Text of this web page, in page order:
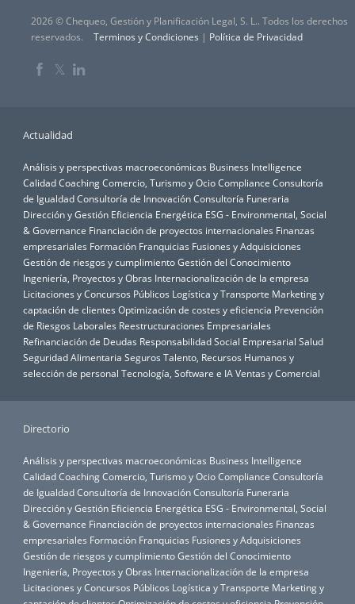
2026 © Chequeo, Gestión y Planificación Legal, S. L.. Todos los derechos
reservados.
Terminos y Condiciones | Política de Privacidad
𝕏
Actualidad
Análisis y perspectivas macroeconómicas Business Intelligence
CalidadCoachingComercio, Turismo y OcioCompliance Consultoría
de IgualdadConsultoría de InnovaciónConsultoría Funeraria
Dirección y Gestión Eficiencia Energética ESG - Environmental, Social
& Governance Financiación de proyectos internacionales Finanzas
empresariales Formación Franquicias Fusiones y Adquisiciones
Gestión de riesgos y cumplimientoGestión del Conocimiento
Ingeniería, Proyectos y Obras Internacionalización de la empresa
Licitaciones y Concursos Públicos Logística y Transporte Marketing y
captación de clientes Optimización de costes y eficiencia Prevención
de Riesgos Laborales Reestructuraciones Empresariales
Refinanciación de Deudas Responsabilidad Social Empresarial Salud
Seguridad Alimentaria Seguros Talento, Recursos Humanos y
selección de personal Tecnología, Software e IA Ventas y Comercial
Directorio
Análisis y perspectivas macroeconómicas Business Intelligence
CalidadCoachingComercio, Turismo y OcioCompliance Consultoría
de IgualdadConsultoría de InnovaciónConsultoría Funeraria
Dirección y Gestión Eficiencia Energética ESG - Environmental, Social
& Governance Financiación de proyectos internacionales Finanzas
empresariales Formación Franquicias Fusiones y Adquisiciones
Gestión de riesgos y cumplimientoGestión del Conocimiento
Ingeniería, Proyectos y Obras Internacionalización de la empresa
Licitaciones y Concursos Públicos Logística y Transporte Marketing y